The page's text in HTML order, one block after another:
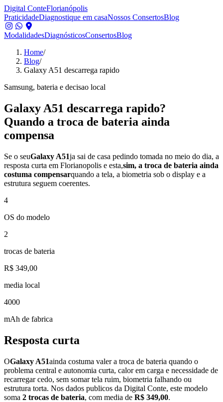
Digital ConteFlorianópolis
PraticidadeDiagnostique em casaNossos ConsertosBlog
ModalidadesDiagnósticosConsertosBlog
Home/
Blog/
Galaxy A51 descarrega rapido
Samsung, bateria e decisao local
Galaxy A51 descarrega rapido?
Quando a troca de bateria ainda
compensa
Se o seuGalaxy A51ja sai de casa pedindo tomada no meio do dia, a
resposta curta em Florianopolis e esta,sim, a troca de bateria ainda
costuma compensarquando a tela, a biometria sob o display e a
estrutura seguem coerentes.
4
OS do modelo
2
trocas de bateria
R$ 349,00
media local
4000
mAh de fabrica
Resposta curta
OGalaxy A51ainda costuma valer a troca de bateria quando o
problema central e autonomia curta, calor em carga e necessidade de
recarregar cedo, sem somar tela ruim, biometria falhando ou
estrutura torta. Nos dados publicos da Digital Conte, este modelo
soma 2 trocas de bateria, com media de R$ 349,00.